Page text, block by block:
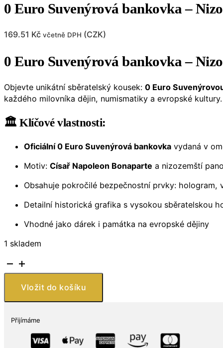
0 Euro Suvenýrová bankovka –
169.51 Kč včetně DPH (CZK)
0 Euro Suvenýrová bankovka –
Objevte unikátní sběratelský kousek: 0 Euro
každého milovníka dějin, numismatiky a evropské kultury.
🏛️ Klíčové vlastnosti:
Oficiální 0 Euro Suvenýrová bankovka vydaná v
Motiv: Císař Napoleon Bonaparte a nizozemští
Obsahuje pokročilé bezpečnostní prvky: hologram,
Detailní historická grafika s vysokou sběratelskou
Vhodné jako dárek i památka na evropské dějiny
1 skladem
0
Euro
Suvenýrová
Nizozemští
Panorci
Vložit do košíku
Přijímáme